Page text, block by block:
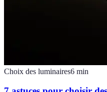
Choix des luminaires6 min